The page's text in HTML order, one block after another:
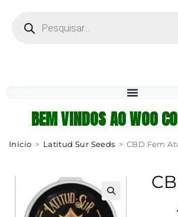
BEM VINDOS AO WOO
Início > Latitud Sur Seeds > CBD Fem